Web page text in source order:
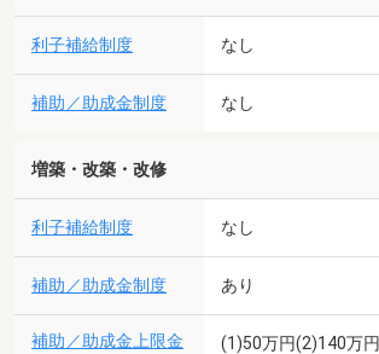
利子補給制度 なし
補助／助成金制度 なし
増築・改築・改修
利子補給制度 なし
補助／助成金制度 あり
補助／助成金上限金 (1)50万円(2)140万円